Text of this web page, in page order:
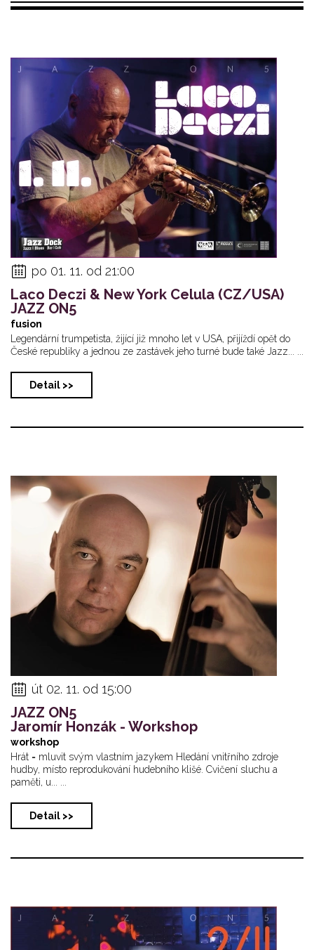
po 01. 11. od 21:00
Laco Deczi & New York Celula (CZ/USA)
JAZZ ON5
fusion
Legendární trumpetista, žijící již mnoho let v USA, přijíždí opět do
České republiky a jednou ze zastávek jeho turné bude také Jazz... ...
Detail >>
út 02. 11. od 15:00
JAZZ ON5
Jaromír Honzák - Workshop
workshop
Hrát = mluvit svým vlastním jazykem Hledání vnitřního zdroje
hudby, místo reprodukování hudebního klišé. Cvičení sluchu a
paměti, u... ...
Detail >>